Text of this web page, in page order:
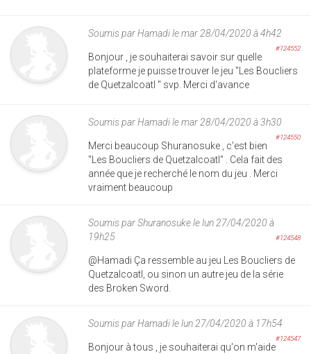
Soumis parHamadile mar 28/04/2020 à 4h42
#124552
Bonjour , je souhaiterai savoir sur quelle
plateforme je puisse trouver le jeu "Les Boucliers
de Quetzalcoatl " svp. Merci d'avance
Soumis parHamadile mar 28/04/2020 à 3h30
#124550
Merci beaucoup Shuranosuke , c'est bien
"Les Boucliers de Quetzalcoatl" . Cela fait des
année que je recherché le nom du jeu . Merci
vraiment beaucoup
Soumis parShuranosukele lun 27/04/2020 à
19h25
#124548
@Hamadi Ça ressemble au jeu Les Boucliers de
Quetzalcoatl, ou sinon un autre jeu de la série
des Broken Sword.
Soumis parHamadile lun 27/04/2020 à 17h54
#124547
Bonjour à tous , je souhaiterai qu'on m'aide